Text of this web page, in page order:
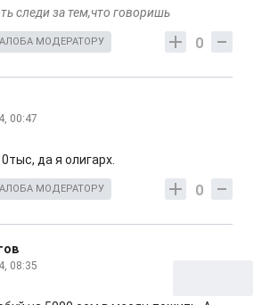
следи за тем,что говоришь
0
МОДЕРАТОРУ
00:47
да я олигарх.
0
МОДЕРАТОРУ
08:35